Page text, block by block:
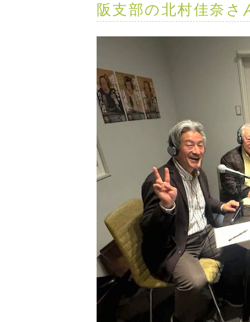
阪支部の北村佳奈さ